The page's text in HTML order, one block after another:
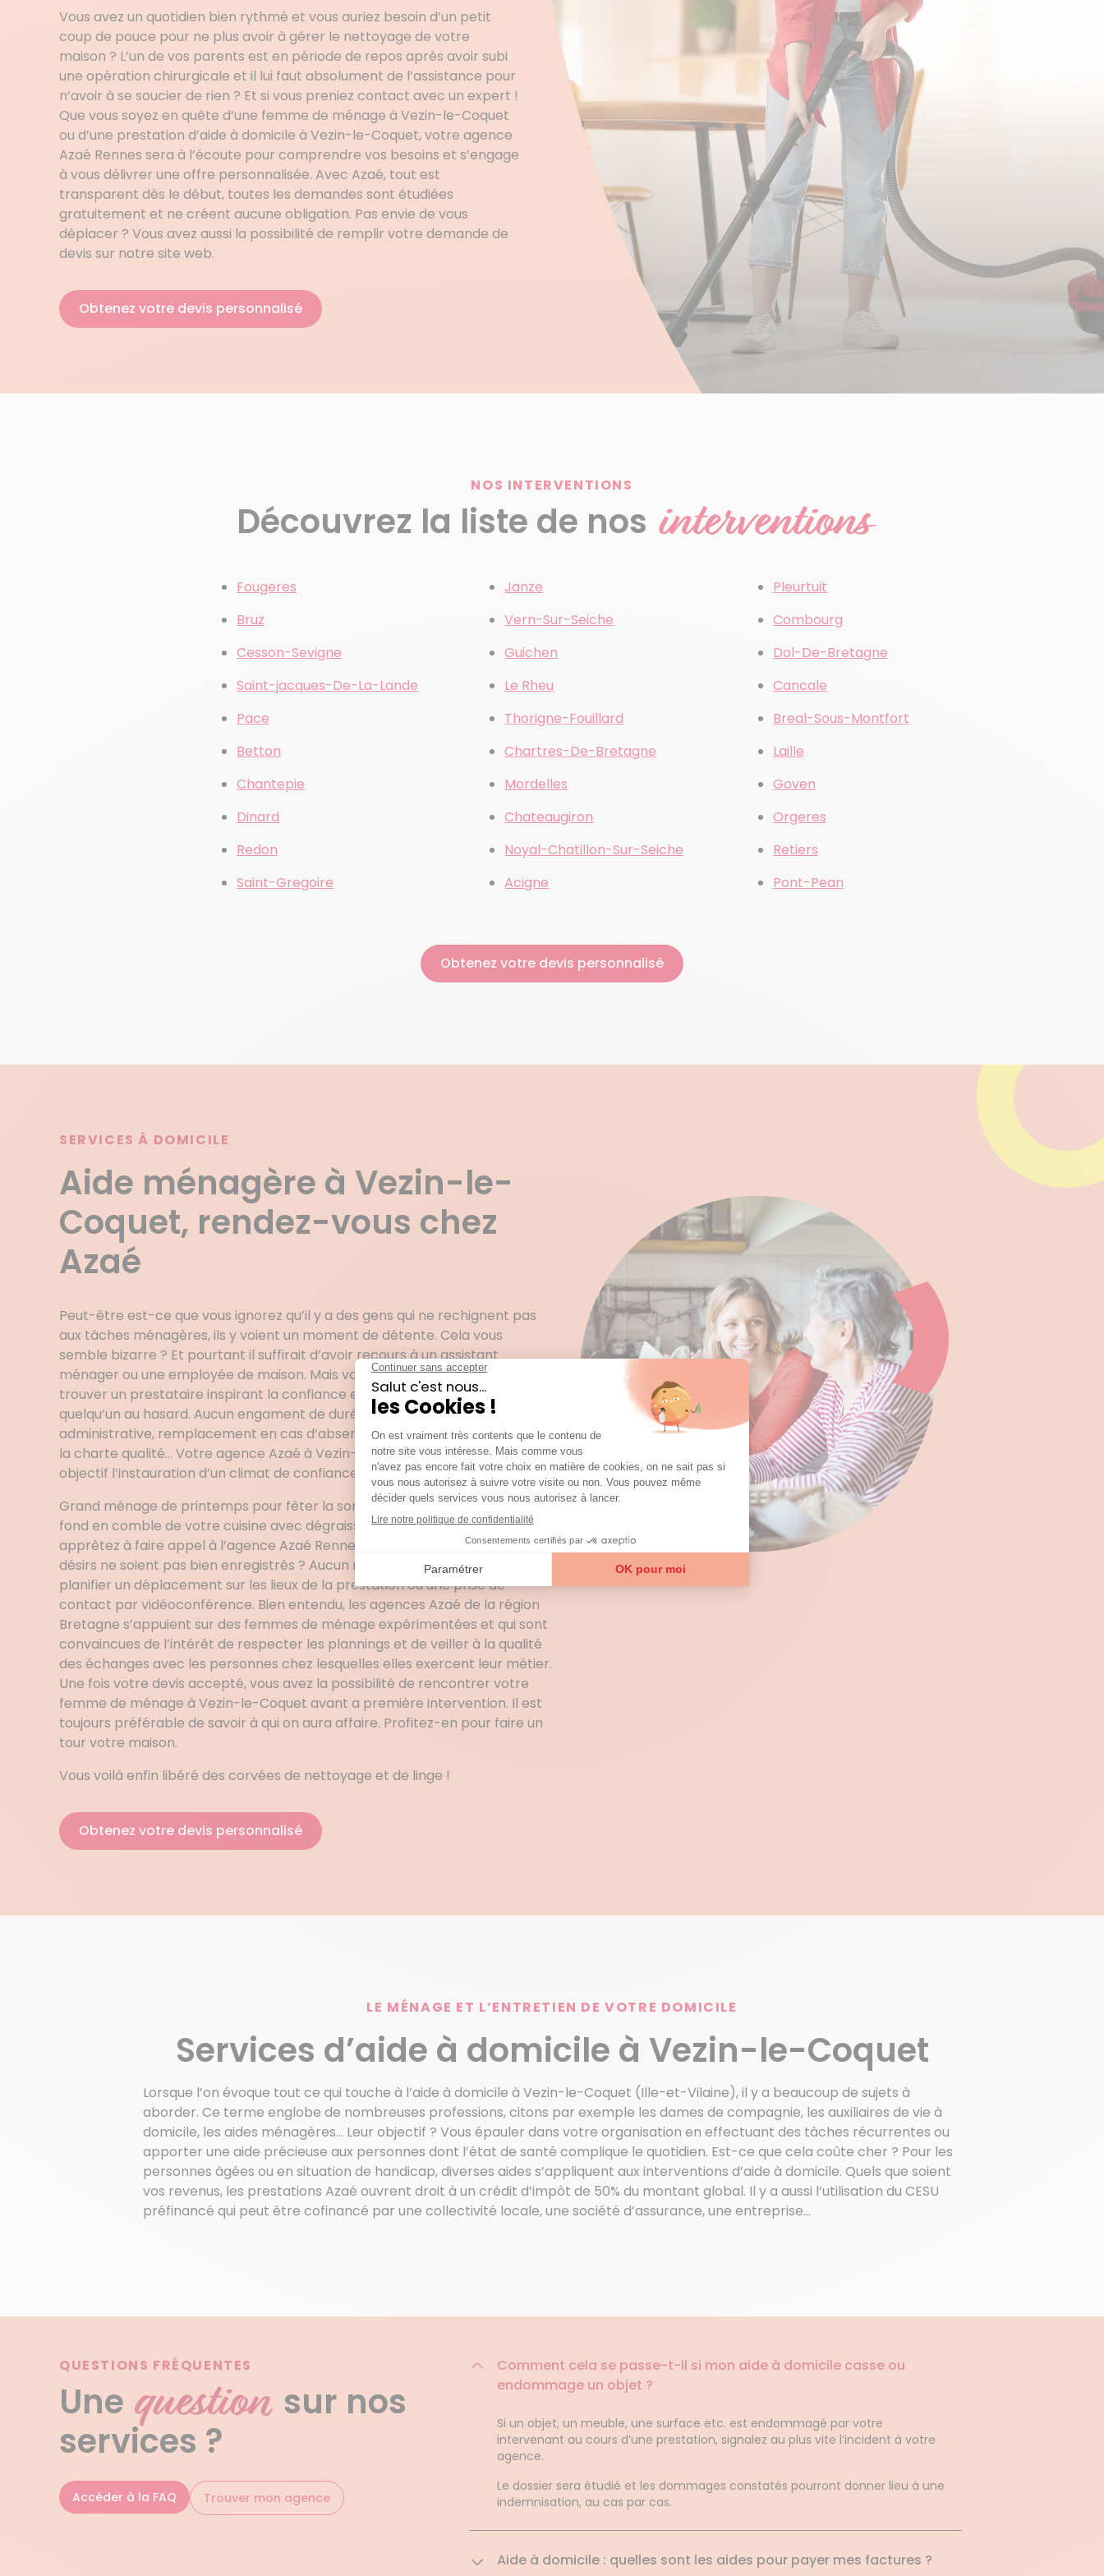
Vous avez un quotidien bien rythmé et vous auriez besoin d’un petit
coup de pouce pour ne plus avoir à gérer le nettoyage de votre
maison ? L’un de vos parents est en période de repos après avoir subi
une opération chirurgicale et il lui faut absolument de l’assistance pour
n’avoir à se soucier de rien ? Et si vous preniez contact avec un expert !
Que vous soyez en quête d’une femme de ménage à Vezin-le-Coquet
ou d’une prestation d’aide à domicile à Vezin-le-Coquet, votre agence
Azaé Rennes sera à l’écoute pour comprendre vos besoins et s’engage
à vous délivrer une offre personnalisée. Avec Azaé, tout est
transparent dès le début, toutes les demandes sont étudiées
gratuitement et ne créent aucune obligation. Pas envie de vous
déplacer ? Vous avez aussi la possibilité de remplir votre demande de
devis sur notre site web.
Obtenez votre devis personnalisé
NOS INTERVENTIONS
Découvrez la liste de nos interventions
Fougeres
Bruz
Cesson-Sevigne
Saint-jacques-De-La-Lande
Pace
Betton
Chantepie
Dinard
Redon
Saint-Gregoire
Janze
Vern-Sur-Seiche
Guichen
Le Rheu
Thorigne-Fouillard
Chartres-De-Bretagne
Mordelles
Chateaugiron
Noyal-Chatillon-Sur-Seiche
Acigne
Pleurtuit
Combourg
Dol-De-Bretagne
Cancale
Breal-Sous-Montfort
Laille
Goven
Orgeres
Retiers
Pont-Pean
Obtenez votre devis personnalisé
SERVICES À DOMICILE
Aide ménagère à Vezin-le-
Coquet, rendez-vous chez
Azaé
Peut-être est-ce que vous ignorez qu’il y a des gens qui ne rechignent pas
aux tâches ménagères, ils y voient un moment de détente. Cela vous
semble bizarre ? Et pourtant il suffirait d’avoir recours à un assistant
ménager ou une employée de maison. Mais vous ne savez pas comment
trouver un prestataire inspirant la confiance et vous refusez de prendre
quelqu’un au hasard. Aucun engament de durée, aucune tâche
administrative, remplacement en cas d’absence, prestations conformes à
la charte qualité… Votre agence Azaé à Vezin-le-Coquet (35132) a pour
objectif l’instauration d’un climat de confiance.
Grand ménage de printemps pour fêter la sortie de l’hiver ? Ménage de
fond en comble de votre cuisine avec dégraissage du carrelage ? Vous vous
apprêtez à faire appel à l’agence Azaé Rennes et vous avez peur que vos
désirs ne soient pas bien enregistrés ? Aucun risque car le directeur va
planifier un déplacement sur les lieux de la prestation ou une prise de
contact par vidéoconférence. Bien entendu, les agences Azaé de la région
Bretagne s’appuient sur des femmes de ménage expérimentées et qui sont
convaincues de l’intérêt de respecter les plannings et de veiller à la qualité
des échanges avec les personnes chez lesquelles elles exercent leur métier.
Une fois votre devis accepté, vous avez la possibilité de rencontrer votre
femme de ménage à Vezin-le-Coquet avant a première intervention. Il est
toujours préférable de savoir à qui on aura affaire. Profitez-en pour faire un
tour votre maison.
Vous voilà enfin libéré des corvées de nettoyage et de linge !
Obtenez votre devis personnalisé
LE MÉNAGE ET L’ENTRETIEN DE VOTRE DOMICILE
Services d’aide à domicile à Vezin-le-Coquet
Lorsque l’on évoque tout ce qui touche à l’aide à domicile à Vezin-le-Coquet (Ille-et-Vilaine), il y a beaucoup de sujets à
aborder. Ce terme englobe de nombreuses professions, citons par exemple les dames de compagnie, les auxiliaires de vie à
domicile, les aides ménagères… Leur objectif ? Vous épauler dans votre organisation en effectuant des tâches récurrentes ou
apporter une aide précieuse aux personnes dont l’état de santé complique le quotidien. Est-ce que cela coûte cher ? Pour les
personnes âgées ou en situation de handicap, diverses aides s’appliquent aux interventions d’aide à domicile. Quels que soient
vos revenus, les prestations Azaé ouvrent droit à un crédit d’impôt de 50% du montant global. Il y a aussi l’utilisation du CESU
préfinancé qui peut être cofinancé par une collectivité locale, une société d’assurance, une entreprise…
QUESTIONS FRÉQUENTES
Une question sur nos
services ?
Accéder à la FAQ Trouver mon agence
Comment cela se passe-t-il si mon aide à domicile casse ou
endommage un objet ?
Si un objet, un meuble, une surface etc. est endommagé par votre
intervenant au cours d’une prestation, signalez au plus vite l’incident à votre
agence.
Le dossier sera étudié et les dommages constatés pourront donner lieu à une
indemnisation, au cas par cas.
Aide à domicile : quelles sont les aides pour payer mes factures ?